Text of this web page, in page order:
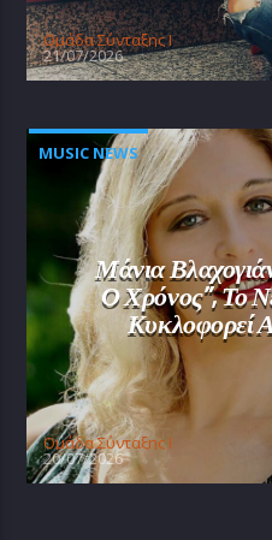
Oμάδα Σύνταξης Ι
21/07/2026
MUSIC NEWS
Μάνια
Ο Χρόνος”, Το
Κυκλοφορεί
Oμάδα Σύνταξης Ι
20/07/2026